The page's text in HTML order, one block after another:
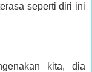
seperti diri ini
kita, dia